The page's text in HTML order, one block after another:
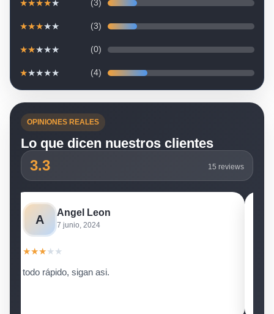
★★★★★ (3)
★★★★★ (3)
★★★★★ (0)
★★★★★ (4)
OPINIONES REALES
Lo que dicen nuestros clientes
3.3 15 reviews
A Angel Leon
7 junio, 2024
★★★★★
todo rápido, sigan asi.